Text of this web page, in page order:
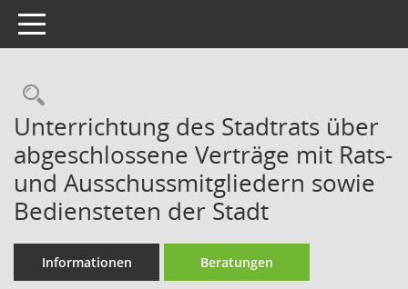
Toggle navigation
Rechercheauswahl
Unterrichtung des Stadtrats über
abgeschlossene Verträge mit Rats-
und Ausschussmitgliedern sowie
Bediensteten der Stadt
Informationen Beratungen